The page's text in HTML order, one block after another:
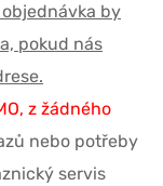
objednávka by
pokud nás
z žádného
nebo potřeby
servis